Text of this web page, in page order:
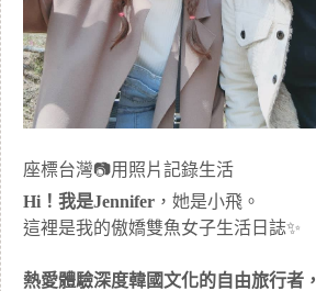
座標台灣📷用照片記錄生活
Hi！我是Jennifer ，她是小飛。
這裡是我的傲嬌雙魚女子生活日誌✨
熱愛體驗深度韓國文化的自由旅行者，